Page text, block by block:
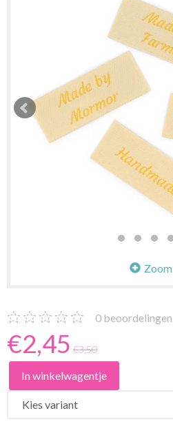
Zoom
0 beoordelingen
€2,45 €3,50
In winkelwagentje